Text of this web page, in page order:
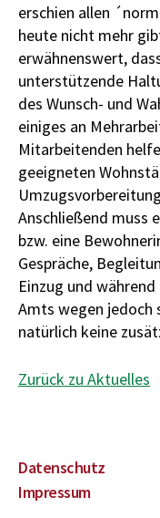
erschien allen
heute nicht mehr
erwähnenswert,
unterstützende
des Wunsch- und
einiges an
Mitarbeitenden
geeigneten
Anschließend muss
bzw. eine
Gespräche,
Einzug und
Amts wegen
natürlich keine
Zurück zu Aktuelles
Datenschutz
Impressum